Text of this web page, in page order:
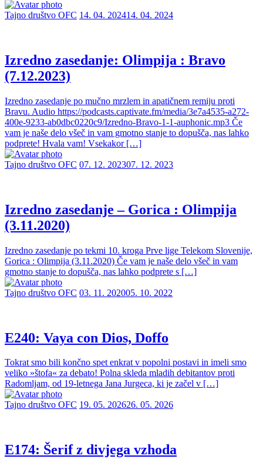
Tajno društvo OFC 14. 04. 202414. 04. 2024
Izredno zasedanje: Olimpija : Bravo
(7.12.2023)
Izredno zasedanje po mučno mrzlem in apatičnem remiju proti
Bravu. Audio https://podcasts.captivate.fm/media/3e7a4535-a272-
400e-9233-ab0dbc0220c9/Izredno-Bravo-1-1-auphonic.mp3 Če
vam je naše delo všeč in vam gmotno stanje to dopušča, nas lahko
podprete! Hvala vam! Vsekakor […]
Tajno društvo OFC 07. 12. 202307. 12. 2023
Izredno zasedanje – Gorica : Olimpija
(3.11.2020)
Izredno zasedanje po tekmi 10. kroga Prve lige Telekom Slovenije,
Gorica : Olimpija (3.11.2020) Če vam je naše delo všeč in vam
gmotno stanje to dopušča, nas lahko podprete s […]
Tajno društvo OFC 03. 11. 202005. 10. 2022
E240: Vaya con Dios, Doffo
Tokrat smo bili končno spet enkrat v popolni postavi in imeli smo
veliko »štofa« za debato! Polna skleda mladih debitantov proti
Radomljam, od 19-letnega Jana Jurgeca, ki je začel v […]
Tajno društvo OFC 19. 05. 202626. 05. 2026
E174: Šerif z divjega vzhoda